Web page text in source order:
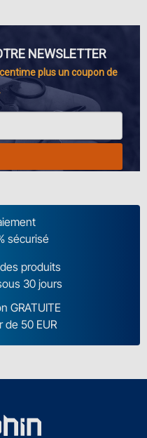
NEWSLETTER
plus un coupon de
sécurisé
produits
30 jours
GRATUITE
de 50 EUR